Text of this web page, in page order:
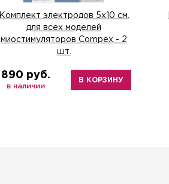
Комплект электродов 5х10 см.
для всех моделей
миостимуляторов Compex - 2
шт.
890 руб.
в наличии
В КОРЗИНУ